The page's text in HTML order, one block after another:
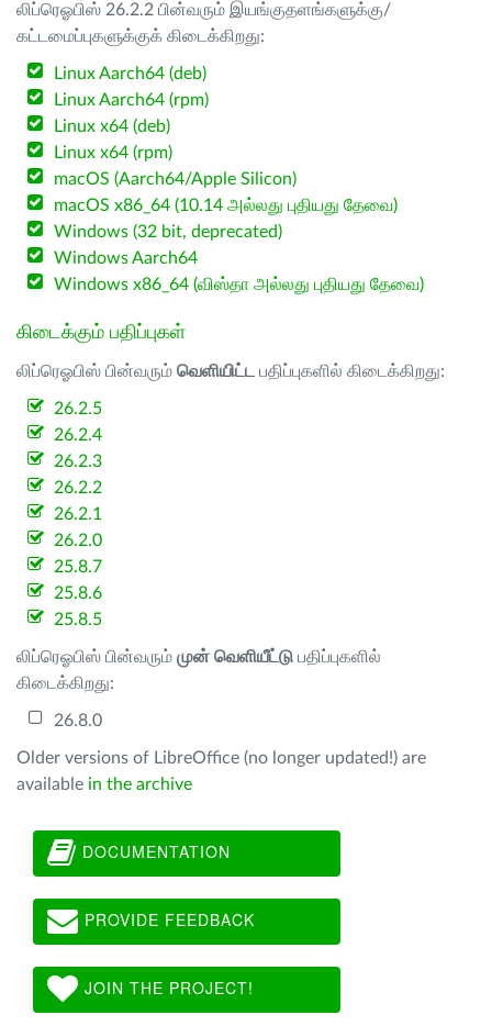
லிப்ரெஓபிஸ் 26.2.2 பின்வரும் இயங்குதளங்களுக்கு/
கட்டமைப்புகளுக்குக் கிடைக்கிறது:
Linux Aarch64 (deb)
Linux Aarch64 (rpm)
Linux x64 (deb)
Linux x64 (rpm)
macOS (Aarch64/Apple Silicon)
macOS x86_64 (10.14 அல்லது புதியது தேவை)
Windows (32 bit, deprecated)
Windows Aarch64
Windows x86_64 (விஸ்தா அல்லது புதியது தேவை)
கிடைக்கும் பதிப்புகள்
லிப்ரெஓபிஸ் பின்வரும் வெளியிட்ட பதிப்புகளில் கிடைக்கிறது:
26.2.5
26.2.4
26.2.3
26.2.2
26.2.1
26.2.0
25.8.7
25.8.6
25.8.5
லிப்ரெஓபிஸ் பின்வரும் முன் வெளியீட்டு பதிப்புகளில்
கிடைக்கிறது:
26.8.0
Older versions of LibreOffice (no longer updated!) are
available in the archive
DOCUMENTATION
PROVIDE FEEDBACK
JOIN THE PROJECT!